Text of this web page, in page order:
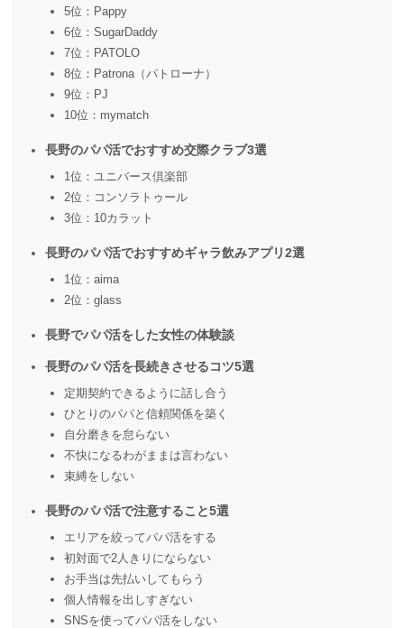
5位：Pappy
6位：SugarDaddy
7位：PATOLO
8位：Patrona（パトローナ）
9位：PJ
10位：mymatch
長野のパパ活でおすすめ交際クラブ3選
1位：ユニバース倶楽部
2位：コンソラトゥール
3位：10カラット
長野のパパ活でおすすめギャラ飲みアプリ2選
1位：aima
2位：glass
長野でパパ活をした女性の体験談
長野のパパ活を長続きさせるコツ5選
定期契約できるように話し合う
ひとりのパパと信頼関係を築く
自分磨きを怠らない
不快になるわがままは言わない
束縛をしない
長野のパパ活で注意すること5選
エリアを絞ってパパ活をする
初対面で2人きりにならない
お手当は先払いしてもらう
個人情報を出しすぎない
SNSを使ってパパ活をしない